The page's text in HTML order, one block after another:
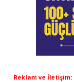
Reklam ve İletişim: